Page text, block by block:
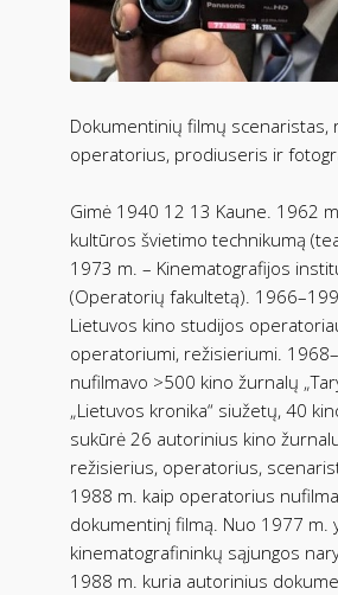
Dokumentinių filmų scenaristas,
operatorius, prodiuseris ir
Gimė 1940 12 13 Kaune. 1962
kultūros švietimo technikumą
1973 m. – Kinematografijos
(Operatorių fakultetą).
Lietuvos kino studijos
operatoriumi, režisieriumi.
nufilmavo >500 kino žurnalų
„Lietuvos kronika“ siužetų, 40
sukūrė 26 autorinius kino
režisierius, operatorius,
1988 m. kaip operatorius
dokumentinį filmą. Nuo 1977 m.
kinematografininkų sąjungos
1988 m. kuria autorinius